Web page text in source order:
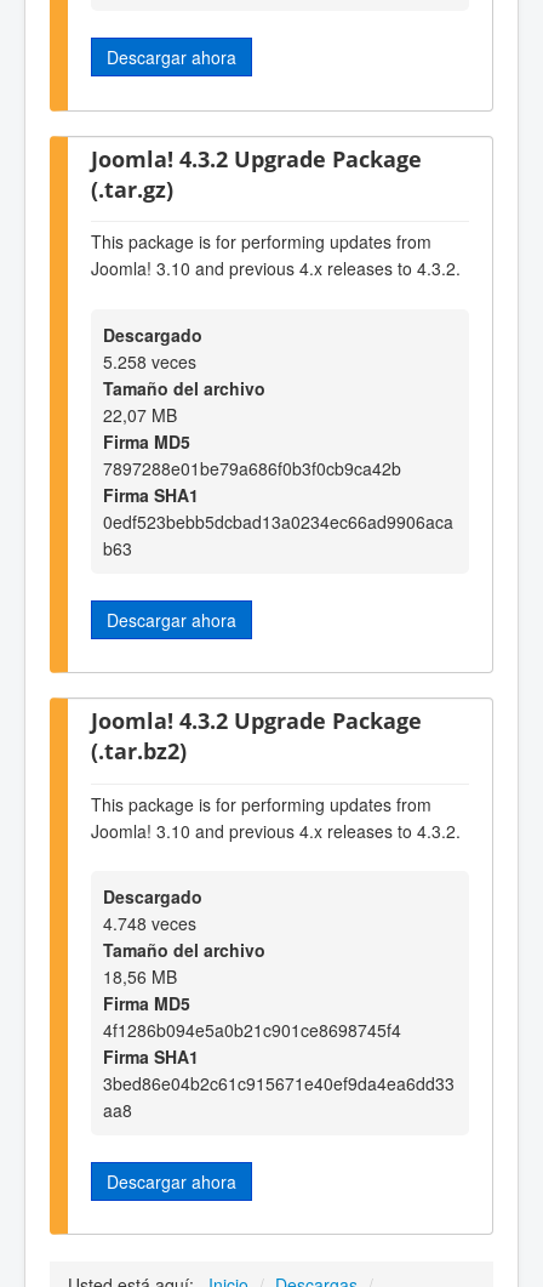
Descargar ahora
Joomla! 4.3.2 Upgrade Package
(.tar.gz)
This package is for performing updates from
Joomla! 3.10 and previous 4.x releases to 4.3.2.
Descargado
5.258 veces
Tamaño del archivo
22,07 MB
Firma MD5
7897288e01be79a686f0b3f0cb9ca42b
Firma SHA1
0edf523bebb5dcbad13a0234ec66ad9906aca
b63
Descargar ahora
Joomla! 4.3.2 Upgrade Package
(.tar.bz2)
This package is for performing updates from
Joomla! 3.10 and previous 4.x releases to 4.3.2.
Descargado
4.748 veces
Tamaño del archivo
18,56 MB
Firma MD5
4f1286b094e5a0b21c901ce8698745f4
Firma SHA1
3bed86e04b2c61c915671e40ef9da4ea6dd33
aa8
Descargar ahora